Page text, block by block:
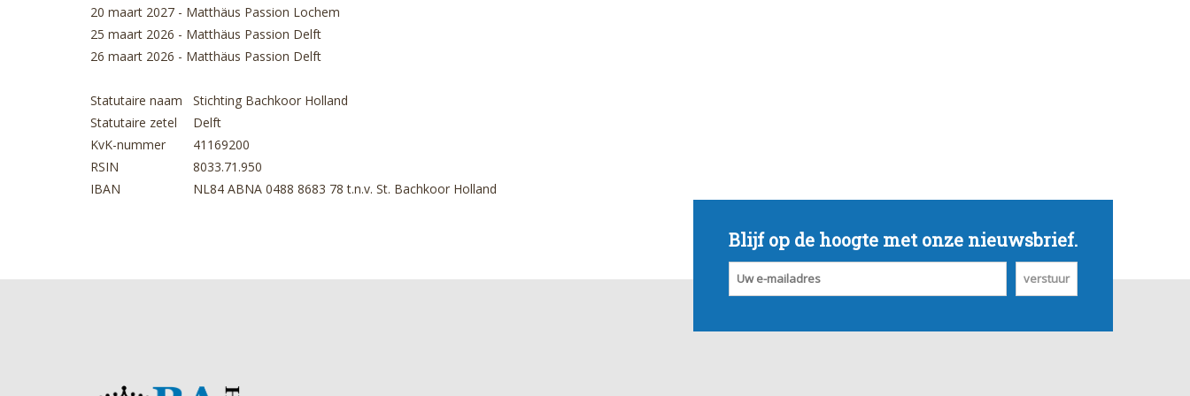
20 maart 2027 - Matthäus Passion Lochem
25 maart 2026 - Matthäus Passion Delft
26 maart 2026 - Matthäus Passion Delft
Statutaire naam
Stichting Bachkoor Holland
Statutaire zetel
Delft
KvK-nummer
41169200
RSIN
8033.71.950
IBAN
NL84 ABNA 0488 8683 78 t.n.v. St. Bachkoor Holland
Blijf op de hoogte met onze nieuwsbrief.
verstuur